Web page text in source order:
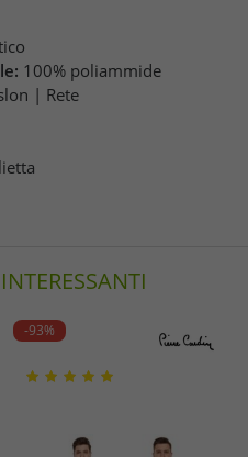
100% poliammide
| Rete
-93%